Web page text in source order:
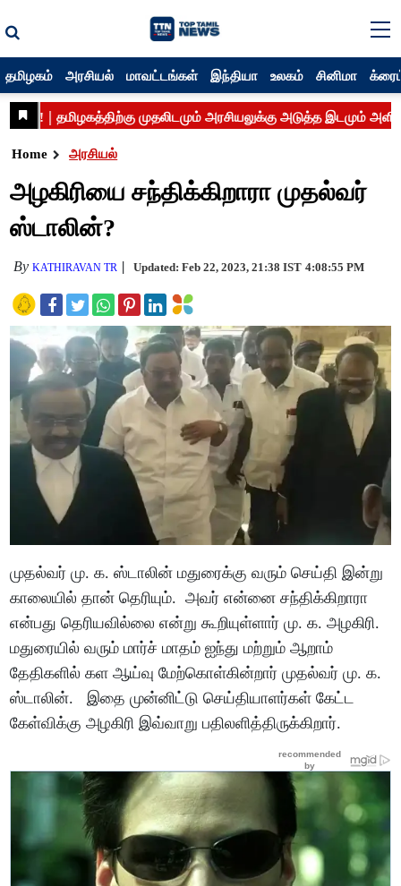
தமிழகம் அரசியல் மாவட்டங்கள் இந்தியா உலகம் சினிமா
Home அரசியல்
அழகிரியை சந்திக்கிறாரா முதல்வர்
ஸ்டாலின்?
ByKATHIRAVAN TR Updated: Feb 22, 2023, 21:38 IST 4:08:55 PM
முதல்வர் மு. க. ஸ்டாலின் மதுரைக்கு வரும் செய்தி இன்று
காலையில் தான் தெரியும். அவர் என்னை சந்திக்கிறாரா
என்பது தெரியவில்லை என்று கூறியுள்ளார் மு. க. அழகிரி.
மதுரையில் வரும் மார்ச் மாதம் ஐந்து மற்றும் ஆறாம்
தேதிகளில் கள ஆய்வு மேற்கொள்கின்றார் முதல்வர் மு. க.
ஸ்டாலின். இதை முன்னிட்டு செய்தியாளர்கள் கேட்ட
கேள்விக்கு அழகிரி இவ்வாறு பதிலளித்திருக்கிறார்.